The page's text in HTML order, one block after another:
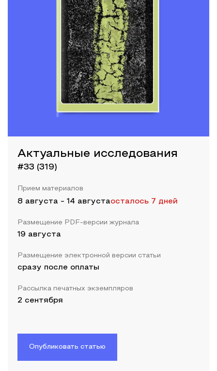
Актуальные исследования
#33 (319)
Прием материалов
8 августа - 14 августаосталось 7 дней
Размещение PDF-версии журнала
19 августа
Размещение электронной версии статьи
сразу после оплаты
Рассылка печатных экземпляров
2 сентября
Опубликовать статью